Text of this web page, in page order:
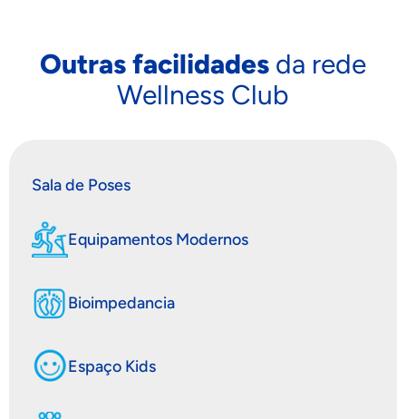
Outras facilidades da rede
Wellness Club
Sala de Poses
Equipamentos Modernos
Bioimpedancia
Espaço Kids